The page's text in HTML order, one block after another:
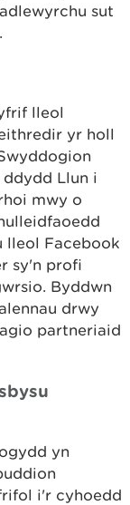
sut
lleol
yr holl
Llun i
mwy o
lleol Facebook
sy'n profi
Byddwn
drwy
partneriaid
yn
i'r cyhoedd